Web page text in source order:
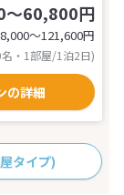
60,800円
〜121,600円
・1部屋/1泊2日)
の詳細
タイプ)